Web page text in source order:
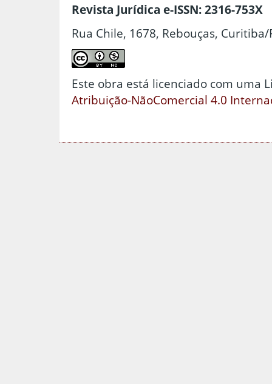
Revista Jurídica e-ISSN: 2316-753X
Rua Chile, 1678, Rebouças, Curitiba/
Este obra está licenciado com uma
Atribuição-NãoComercial 4.0